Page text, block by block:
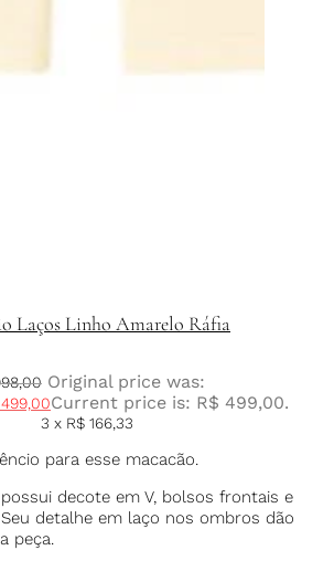
Laços Linho Amarelo Ráfia
Original price was:
499,00Current price is: R$ 499,00.
3 x R$ 166,33
para esse macacão.
decote em V, bolsos frontais e
detalhe em laço nos ombros dão
peça.